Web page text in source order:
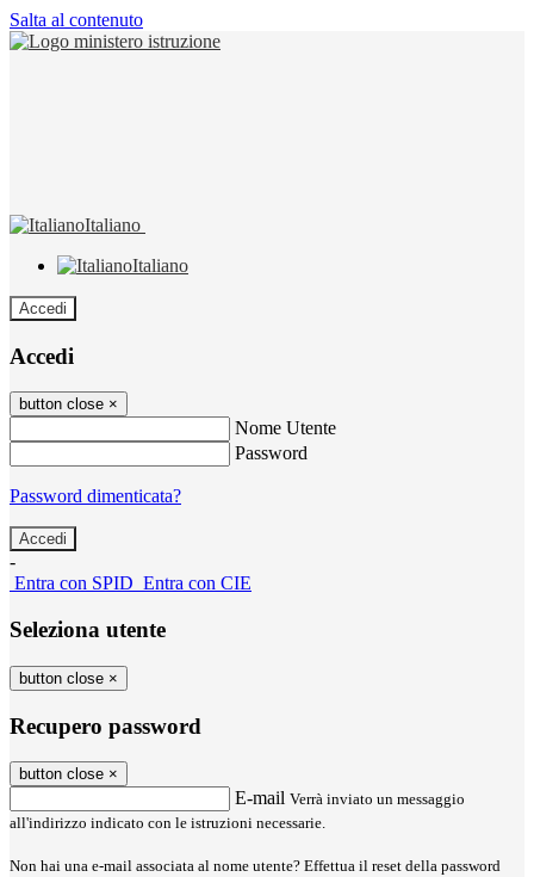
Salta al contenuto
Italiano
Italiano
Accedi
Accedi
button close ×
Nome Utente
Password
Password dimenticata?
-
Entra con SPID Entra con CIE
Seleziona utente
button close ×
Recupero password
button close ×
E-mail Verrà inviato un messaggio
all'indirizzo indicato con le istruzioni necessarie.
Non hai una e-mail associata al nome utente? Effettua il reset della password